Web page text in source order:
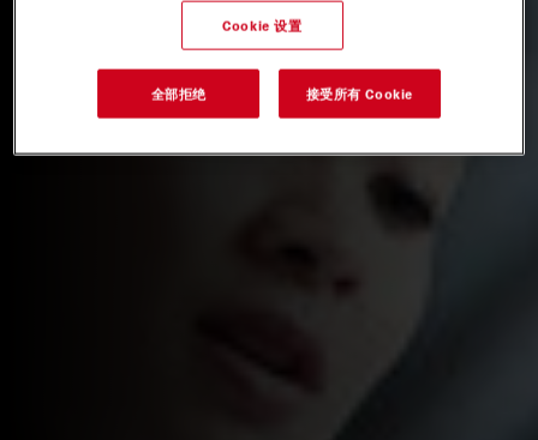
Cookie 设置
全部拒绝 接受所有 Cookie